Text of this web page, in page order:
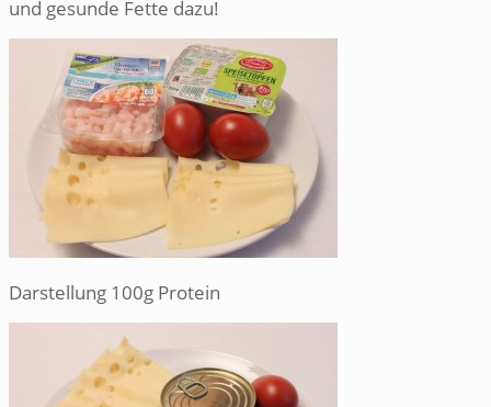
und gesunde Fette dazu!
Darstellung 100g Protein